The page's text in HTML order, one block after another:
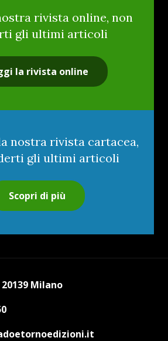
rivista online, non
gli ultimi articoli
la rivista online
nostra rivista cartacea,
gli ultimi articoli
Scopri di più
Milano